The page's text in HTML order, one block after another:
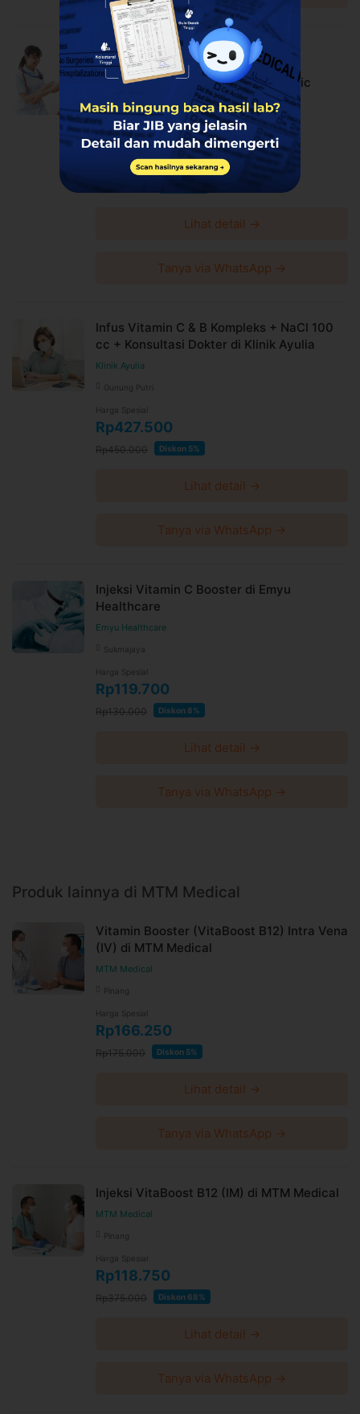
Populer! Review & Ekstra Cashback
Suntik Immune Booster dan Vaksin
Influenza (4 Strain) di Medizen Clinic
Medizen Clinic
Setiabudi
Harga Spesial
Rp995.268
Lihat detail →
Tanya via WhatsApp →
Infus Vitamin C & B Kompleks + NaCl 100
cc + Konsultasi Dokter di Klinik Ayulia
Klinik Ayulia
Gunung Putri
Harga Spesial
Rp427.500
Rp450.000 Diskon 5%
Lihat detail →
Tanya via WhatsApp →
Injeksi Vitamin C Booster di Emyu
Healthcare
Emyu Healthcare
Sukmajaya
Harga Spesial
Rp119.700
Rp130.000 Diskon 8%
Lihat detail →
Tanya via WhatsApp →
Produk lainnya di MTM Medical
Vitamin Booster (VitaBoost B12) Intra Vena
(IV) di MTM Medical
MTM Medical
Pinang
Harga Spesial
Rp166.250
Rp175.000 Diskon 5%
Lihat detail →
Tanya via WhatsApp →
Injeksi VitaBoost B12 (IM) di MTM Medical
MTM Medical
Pinang
Harga Spesial
Rp118.750
Rp375.000 Diskon 68%
Lihat detail →
Tanya via WhatsApp →